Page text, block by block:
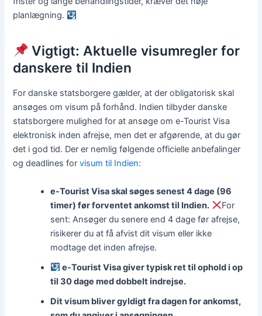
planlægning.
Vigtigt: Aktuelle visumregler for
danskere til Indien
For danske statsborgere gælder, at der obligatorisk skal
ansøges om visum på forhånd. Indien tilbyder danske
statsborgere mulighed for at ansøge om e-Tourist Visa
elektronisk inden afrejse, men det er afgørende, at du gør
det i god tid. Der er nemlig følgende officielle anbefalinger
og deadlines forvisum til Indien:
e-Tourist Visa skal søges senest 4 dage (96
timer) før forventet ankomst til Indien.
For
sent: Ansøger du senere end 4 dage før afrejse,
risikerer du at få afvist dit visum eller ikke
modtage det inden afrejse.
e-Tourist Visa giver typisk ret til ophold i op
til 30 dage med dobbelt indrejse.
Dit visum bliver gyldigt fra dagen for ankomst,